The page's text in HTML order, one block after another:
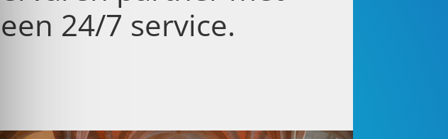
een 24/7 service.